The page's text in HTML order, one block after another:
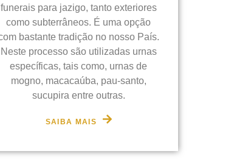
funerais para jazigo, tanto exteriores
como subterrâneos. É uma opção
bastante tradição no nosso País.
Neste processo são utilizadas urnas
específicas, tais como, urnas de
mogno, macacaúba, pau-santo,
sucupira entre outras.
SAIBA MAIS